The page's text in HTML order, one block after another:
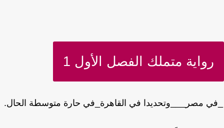
رواية متملك الفصل الأول 1
مصر___وتحديدا في القاهرة_في حارة متوسطة الحال.